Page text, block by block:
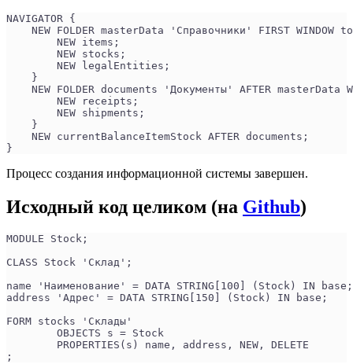
NAVIGATOR {
NEW FOLDER masterData 'Справочники' FIRST WINDOW
        NEW items;
        NEW stocks;
        NEW legalEntities;
    }
NEW FOLDER documents 'Документы' AFTER masterData
        NEW receipts;
        NEW shipments;
    }
    NEW currentBalanceItemStock AFTER documents;
}
Процесс создания информационной системы завершен.
Исходный код целиком (на Github)
MODULE Stock;
CLASS Stock 'Склад';
name 'Наименование' = DATA STRING[100] (Stock) IN base;
address 'Адрес' = DATA STRING[150] (Stock) IN base;
FORM stocks 'Склады'
	OBJECTS s = Stock
	PROPERTIES(s) name, address, NEW, DELETE
;